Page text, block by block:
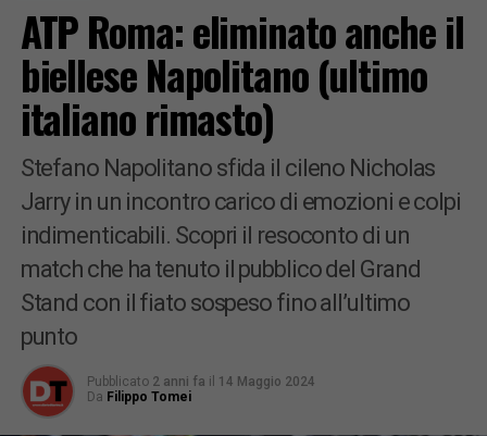
ATP Roma: eliminato anche il
biellese Napolitano (ultimo
italiano rimasto)
Stefano Napolitano sfida il cileno Nicholas
Jarry in un incontro carico di emozioni e colpi
indimenticabili. Scopri il resoconto di un
match che ha tenuto il pubblico del Grand
Stand con il fiato sospeso fino all’ultimo
punto
Pubblicato 2 anni fa il 14 Maggio 2024
Da Filippo Tomei